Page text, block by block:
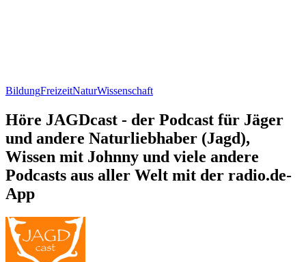
BildungFreizeitNaturWissenschaft
Höre JAGDcast - der Podcast für Jäger
und andere Naturliebhaber (Jagd),
Wissen mit Johnny und viele andere
Podcasts aus aller Welt mit der radio.de-
App